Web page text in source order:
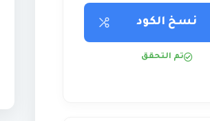
نسخ الكود
تم التحقق